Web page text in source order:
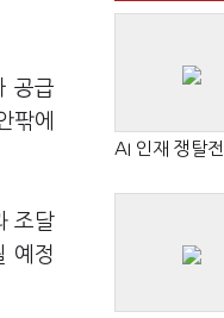
공급
팎에
조달
예정
AI 인재 쟁탈전